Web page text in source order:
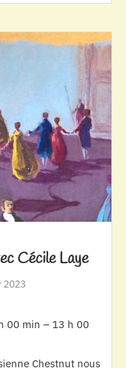
Cécile Laye
2023
00 min – 13 h 00
Chestnut nous